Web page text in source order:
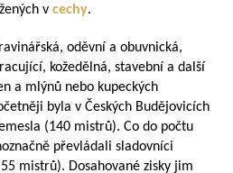
v cechy.
oděvní a obuvnická,
kožedělná, stavební a další
a mlýnů nebo kupeckých
byla v Českých Budějovicích
(140 mistrů). Co do počtu
převládali sladovníci
mistrů). Dosahované zisky jim